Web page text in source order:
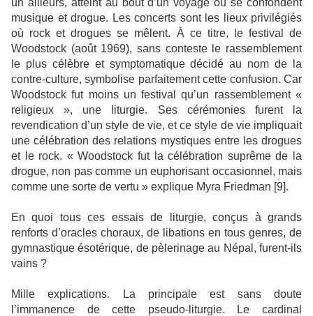
un ailleurs, atteint au bout d’un voyage où se confondent
musique et drogue. Les concerts sont les lieux privilégiés
où rock et drogues se mêlent. À ce titre, le festival de
Woodstock (août 1969), sans conteste le rassemblement
le plus célèbre et symptomatique décidé au nom de la
contre-culture, symbolise parfaitement cette confusion. Car
Woodstock fut moins un festival qu’un rassemblement «
religieux », une liturgie. Ses cérémonies furent la
revendication d’un style de vie, et ce style de vie impliquait
une célébration des relations mystiques entre les drogues
et le rock. « Woodstock fut la célébration suprême de la
drogue, non pas comme un euphorisant occasionnel, mais
comme une sorte de vertu » explique Myra Friedman [9].
En quoi tous ces essais de liturgie, conçus à grands
renforts d’oracles choraux, de libations en tous genres, de
gymnastique ésotérique, de pèlerinage au Népal, furent-ils
vains ?
Mille explications. La principale est sans doute
l’immanence de cette pseudo-liturgie. Le cardinal